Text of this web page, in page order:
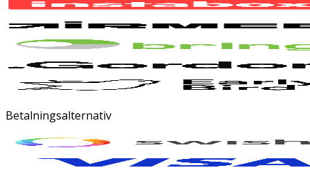
Betalningsalternativ